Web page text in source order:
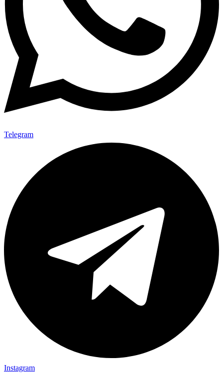
Telegram
Instagram